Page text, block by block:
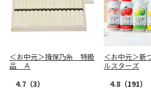
＜お中元＞揖保乃糸 特級
品 Ａ
4.7 （3）
＜お中元＞新
ルスターズ
4.8 （191）